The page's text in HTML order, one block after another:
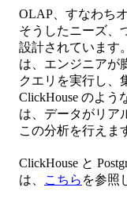
OLAP、すなわち
そうしたニーズ、
設計されています
は、エンジニアが
クエリを実行し、
ClickHouse のよう
は、データがリア
この分析を行えま
ClickHouse と
は、
こちら を参照